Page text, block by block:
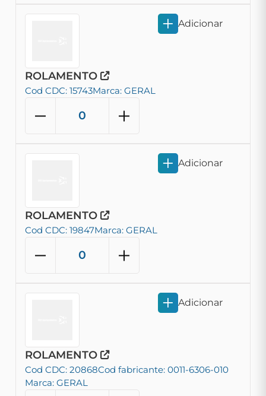
ROLAMENTO
Cod CDC: 15743Marca: GERAL
Adicionar
ROLAMENTO
Cod CDC: 19847Marca: GERAL
Adicionar
ROLAMENTO
Cod CDC: 20868Cod fabricante: 0011-6306-010
Marca: GERAL
Adicionar